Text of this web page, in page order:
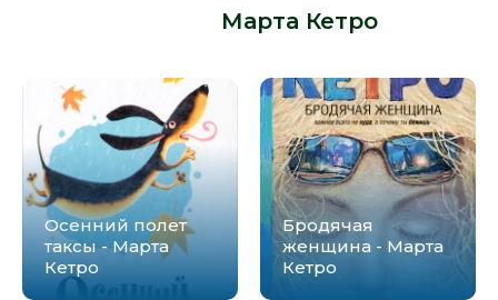
Марта Кетро
Осенний полет
таксы - Марта
Кетро
Бродячая
женщина - Марта
Кетро